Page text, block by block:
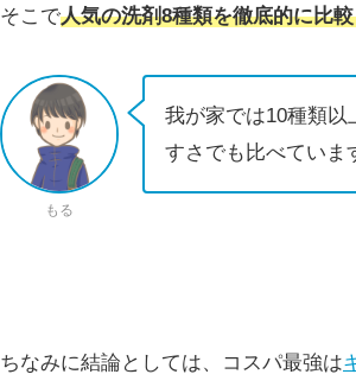
そこで人気の洗剤8種類を徹底的に比
もる
我が家では10種類
すさでも比べていま
ちなみに結論としては、コスパ最強は